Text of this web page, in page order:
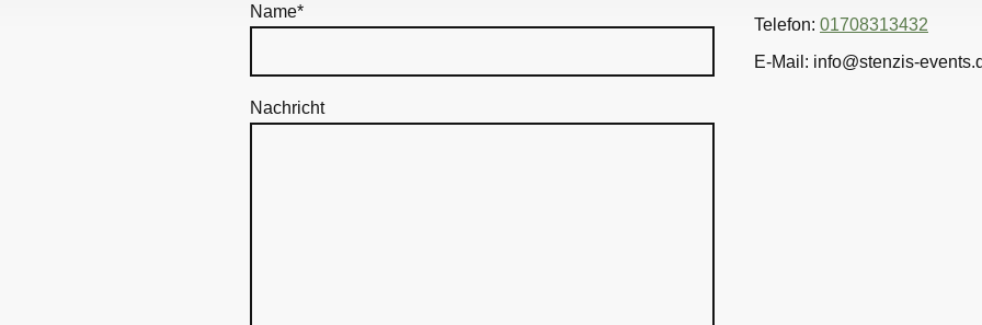
Name*
Nachricht
Telefon: 01708313432
E-Mail: info@stenzis-